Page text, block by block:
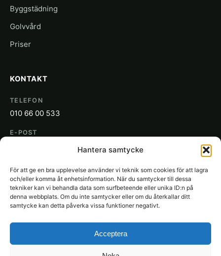
Hantera samtycke
För att ge en bra upplevelse använder vi teknik som cookies för att lagra
och/eller komma åt enhetsinformation. När du samtycker till dessa
tekniker kan vi behandla data som surfbeteende eller unika ID:n på
denna webbplats. Om du inte samtycker eller om du återkallar ditt
samtycke kan detta påverka vissa funktioner negativt.
Acceptera
Byggstädning
Golvvård
Priser
KONTAKT
TELEFON
010 66 00 533
E-POST
SAKON
Gjuterigatan 19
652 21 Karlstad